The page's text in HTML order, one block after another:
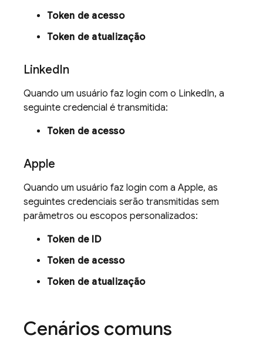
Token de acesso
Token de atualização
LinkedIn
Quando um usuário faz login com o LinkedIn, a
seguinte credencial é transmitida:
Token de acesso
Apple
Quando um usuário faz login com a Apple, as
seguintes credenciais serão transmitidas sem
parâmetros ou escopos personalizados:
Token de ID
Token de acesso
Token de atualização
Cenários comuns